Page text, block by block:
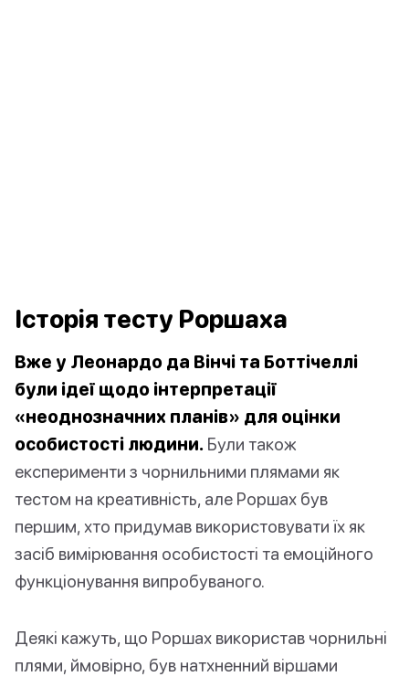
Історія тесту Роршаха
Вже у Леонардо да Вінчі та Боттічеллі
були ідеї щодо інтерпретації
«неоднозначних планів» для оцінки
особистості людини. Були також
експерименти з чорнильними плямами як
тестом на креативність, але Роршах був
першим, хто придумав використовувати їх як
засіб вимірювання особистості та емоційного
функціонування випробуваного.
Деякі кажуть, що Роршах використав чорнильні
плями, ймовірно, був натхненний віршами